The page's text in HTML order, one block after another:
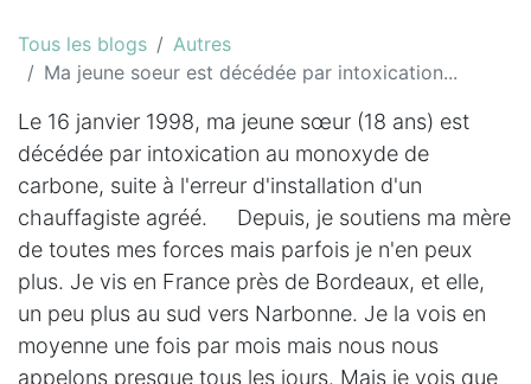
Tous les blogs
Autres
Ma jeune soeur est décédée par intoxication...
Le 16 janvier 1998, ma jeune sœur (18 ans) est
décédée par intoxication au monoxyde de
carbone, suite à l'erreur d'installation d'un
chauffagiste agréé. Depuis, je soutiens ma mère
de toutes mes forces mais parfois je n'en peux
plus. Je vis en France près de Bordeaux, et elle,
un peu plus au sud vers Narbonne. Je la vois en
moyenne une fois par mois mais nous nous
appelons presque tous les jours. Mais je vois que